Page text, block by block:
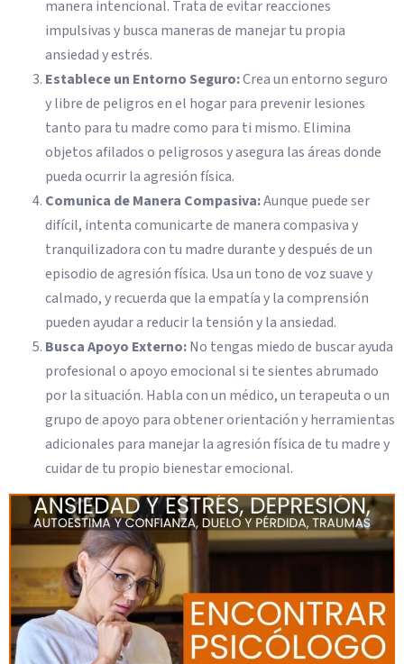
manera intencional. Trata de evitar reacciones
impulsivas y busca maneras de manejar tu propia
ansiedad y estrés.
Establece un Entorno Seguro:Crea un entorno seguro
y libre de peligros en el hogar para prevenir lesiones
tanto para tu madre como para ti mismo. Elimina
objetos afilados o peligrosos y asegura las áreas donde
pueda ocurrir la agresión física.
Comunica de Manera Compasiva:Aunque puede ser
difícil, intenta comunicarte de manera compasiva y
tranquilizadora con tu madre durante y después de un
episodio de agresión física. Usa un tono de voz suave y
calmado, y recuerda que la empatía y la comprensión
pueden ayudar a reducir la tensión y la ansiedad.
Busca Apoyo Externo:No tengas miedo de buscar ayuda
profesional o apoyo emocional si te sientes abrumado
por la situación. Habla con un médico, un terapeuta o un
grupo de apoyo para obtener orientación y herramientas
adicionales para manejar la agresión física de tu madre y
cuidar de tu propio bienestar emocional.